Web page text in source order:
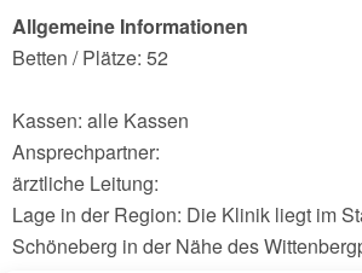
Allgemeine Informationen
Betten / Plätze: 52
Kassen: alle Kassen
Ansprechpartner:
ärztliche Leitung:
Lage in der Region: Die Klinik liegt im
Schöneberg in der Nähe des